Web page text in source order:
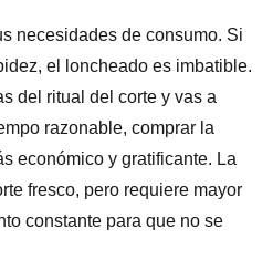
necesidades de consumo. Si
el loncheado es imbatible.
del ritual del corte y vas a
razonable, comprar la
económico y gratificante. La
fresco, pero requiere mayor
constante para que no se